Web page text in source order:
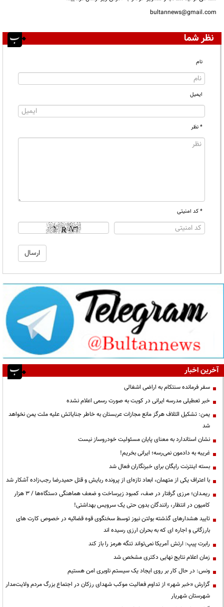
bultannews@gmail.com
نظر شما
نام
ایمیل
* نظر
* کد امنیتی
آخرین اخبار
سفر فرمانده سنتکام به اراضی اشغالی
خبر تعطیلی مدرسه ایرانی در کویت به صورت رسمی اعلام نشده
یمن: تشکیل ائتلاف هرگز مانع مجازات عربستان به خاطر جنایاتش علیه ملت یمن نخواهد
شد
نشان استاندارد به معنای پایان مسئولیت خودروساز نیست
غریبه به دادمون نمی‌رسه؛ ایرانی بخریم!
بسته اینترنت رایگان برای خبرنگاران فعال شد
با اعتراف یکی از متهمان، ابعاد تازه‌ای از پرونده ربایش و قتل حمیدرضا رجب‌زاده آشکار شد
ریمـدان؛ مرزی گرفتار در صف، کمبود زیرساخت و ضعف هماهنگی دستگاه‌ها / ۳ هزار
کامیون در انتظار، رانندگان بدون حتی یک سرویس بهداشتی!
تایید هشدارهای گذشته بولتن نیوز توسط سخنگوی قوه قضائیه در خصوص کارت های
بارزگانی و اجاره ای که به بحران ارزی رسیده اند
رابرت پیپ: ارتش آمریکا نمی‌تواند تنگه هرمز را باز کند
زمان اعلام نتایج نهایی دکتری مشخص شد
ونس: در حال کار بر روی ایجاد یک سیستم ناوبری امن هستیم
گزارش «خبر شهر» از تداوم فعالیت موکب شهدای رزکان در اجتماع بزرگ مردم ولایت‌مدار
شهرستان شهریار